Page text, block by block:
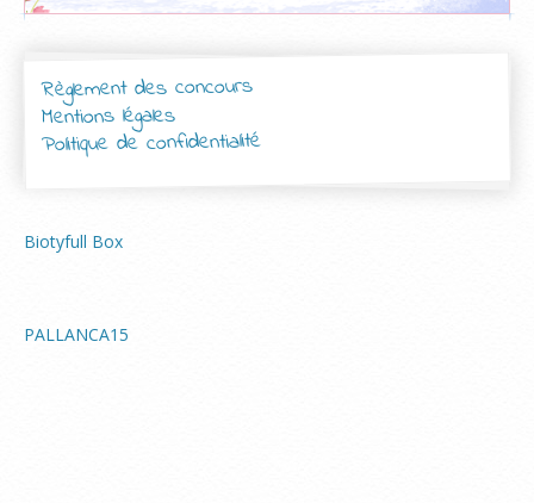
Règlement des concours
Mentions légales
Politique de confidentialité
Biotyfull Box
PALLANCA15